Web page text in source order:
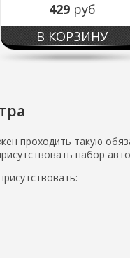
429 руб
В КОРЗИНУ
проходить такую
набор